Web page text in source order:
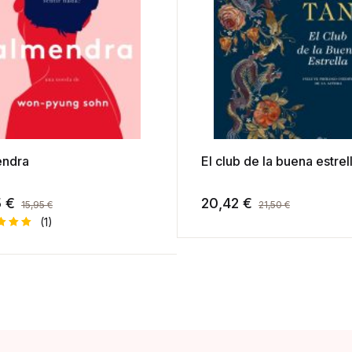
€ 15,95€
(1)
El club de la buena
20,42 € 21,50€